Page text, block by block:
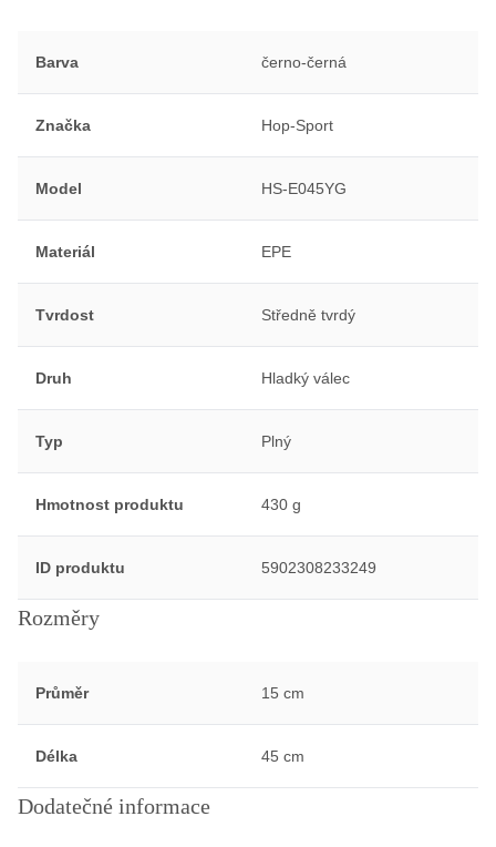
Barva černo-černá
Značka Hop-Sport
Model HS-E045YG
Materiál EPE
Tvrdost Středně tvrdý
Druh Hladký válec
Typ Plný
Hmotnost produktu 430 g
ID produktu 5902308233249
Rozměry
Průměr 15 cm
Délka 45 cm
Dodatečné informace